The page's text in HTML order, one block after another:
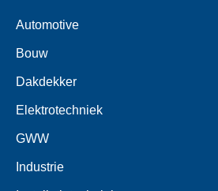
Automotive
Bouw
Dakdekker
Elektrotechniek
GWW
Industrie